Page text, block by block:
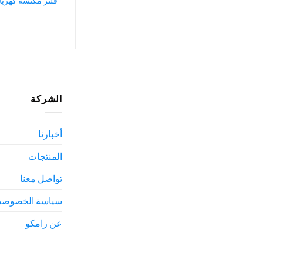
الشركة
أخبارنا
المنتجات
تواصل معنا
سياسة
عن رامكو